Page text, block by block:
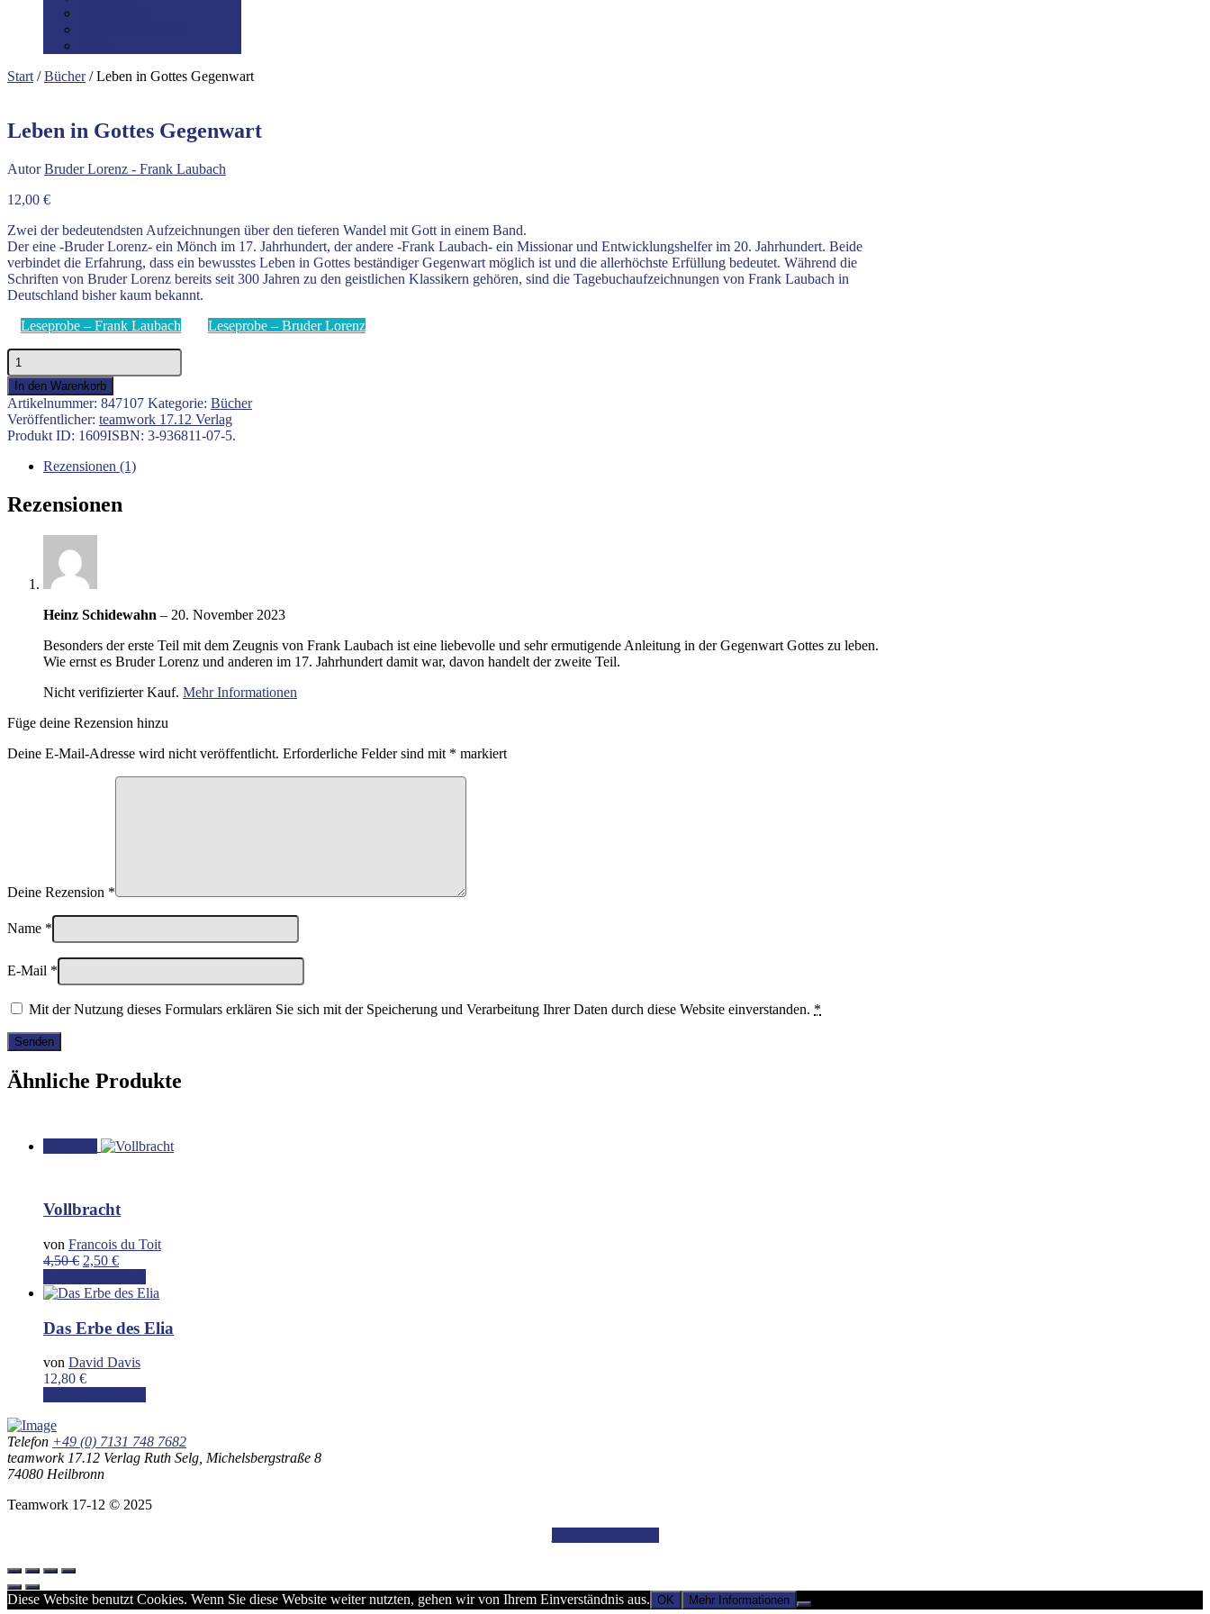
Start /Bücher/ Leben in Gottes Gegenwart
Leben in Gottes Gegenwart
AutorBruder Lorenz - Frank Laubach
12,00 €
Zwei der bedeutendsten Aufzeichnungen über den tieferen Wandel mit Gott in einem Band.
Der eine -Bruder Lorenz- ein Mönch im 17. Jahrhundert, der andere -Frank Laubach- ein Missionar und Entwicklungshelfer im 20. Jahrhundert. Beide
verbindet die Erfahrung, dass ein bewusstes Leben in Gottes beständiger Gegenwart möglich ist und die allerhöchste Erfüllung bedeutet. Während die
Schriften von Bruder Lorenz bereits seit 300 Jahren zu den geistlichen Klassikern gehören, sind die Tagebuchaufzeichnungen von Frank Laubach in
Deutschland bisher kaum bekannt.
Leseprobe – Frank Laubach
Leseprobe – Bruder Lorenz
Leben
in
Gottes
Gegenwart
Menge
In den Warenkorb
Artikelnummer: 847107 Kategorie: Bücher
Veröffentlicher: teamwork 17.12 Verlag
Produkt ID: 1609ISBN: 3-936811-07-5.
Rezensionen (1)
Rezensionen
Heinz Schidewahn – 20. November 2023
Besonders der erste Teil mit dem Zeugnis von Frank Laubach ist eine liebevolle und sehr ermutigende Anleitung in der Gegenwart Gottes zu leben.
Wie ernst es Bruder Lorenz und anderen im 17. Jahrhundert damit war, davon handelt der zweite Teil.
Nicht verifizierter Kauf. Mehr Informationen
Füge deine Rezension hinzu
Deine E-Mail-Adresse wird nicht veröffentlicht. Erforderliche Felder sind mit * markiert
Deine Rezension *
Name *
E-Mail *
Mit der Nutzung dieses Formulars erklären Sie sich mit der Speicherung und Verarbeitung Ihrer Daten durch diese Website einverstanden. *
Ähnliche Produkte
Vollbracht
von Francois du Toit
4,50€ Ursprünglicher
war:
2,50 €Aktueller
ist:
Das Erbe des Elia
von David Davis
12,80 €
Telefon +49 (0) 7131 748 7682
teamwork 17.12 Verlag Ruth Selg, Michelsbergstraße 8
74080 Heilbronn
Teamwork 17-12 © 2025
Diese Website benutzt Cookies. Wenn Sie diese Website weiter nutzten, gehen wir von Ihrem Einverständnis aus. OK Mehr Informationen